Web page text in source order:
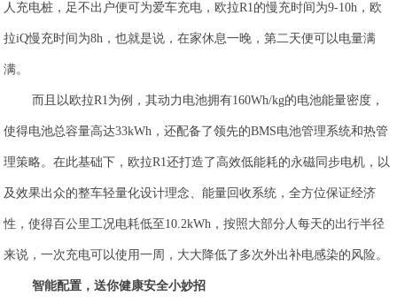
人充电桩，足不出户便可为爱车充电，欧拉R1的慢充时间为9-10h，欧
拉iQ慢充时间为8h，也就是说，在家休息一晚，第二天便可以电量满
满。
而且 以欧拉R1为例，其动力电池拥有160Wh/kg的电池能量密度，
使得电池总容量高达33kWh，还配备了领先的BMS电池管理系统和热管
理策略。在此基础下，欧拉R1还打造了高效低能耗的永磁同步电机，以
及效果出众的整车轻量化设计理念、能量回收系统，全方位保证经济
性，使得百公里工况电耗低至10.2kWh，按照大部分人每天的出行半径
来说，一次充电可以使用一周，大大降低了多次外出补电感染的风险。
智能配置，送你健康安全小妙招